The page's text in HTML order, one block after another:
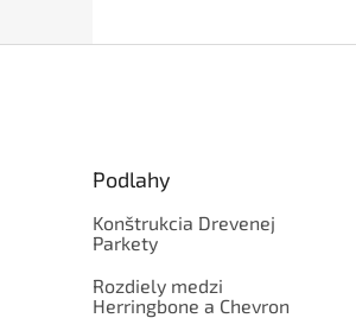
Podlahy
Konštrukcia Drevenej
Parkety
Rozdiely medzi
Herringbone a Chevron